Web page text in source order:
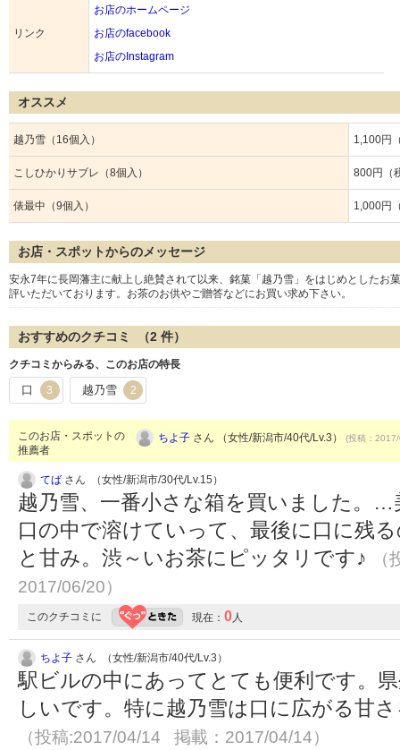
リンク
お店のホームページ
お店のfacebook
お店のInstagram
オススメ
越乃雪（16個入） 1,100円
こしひかりサブレ（8個入） 800円（
俵最中（9個入） 1,000円
お店・スポットからのメッセージ
安永7年に長岡藩主に献上し絶賛されて以来、銘菓「越乃雪」をはじめとしたお
評いただいております。お茶のお供やご贈答などにお買い求め下さい。
おすすめのクチコミ （2 件）
クチコミからみる、このお店の特長
口 3 越乃雪 2
このお店・スポットの
推薦者
ちよ子 さん （女性/新潟市/40代/Lv.3） (投稿：
てば さん （女性/新潟市/30代/Lv.15）
越乃雪、一番小さな箱を買いました。
口の中で溶けていって、最後に口に残
と甘み。渋～いお茶にピッタリです♪
2017/06/20）
このクチコミに 現在： 0 人
ちよ子 さん （女性/新潟市/40代/Lv.3）
駅ビルの中にあってとても便利です。
しいです。特に越乃雪は口に広がる甘
（投稿:2017/04/14 掲載：2017/04/14）